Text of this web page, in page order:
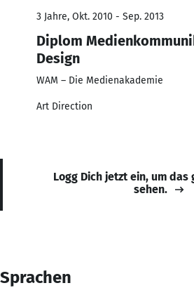
3 Jahre, Okt. 2010 - Sep. 2013
Diplom
Design
WAM – Die Medienakademie
Art Direction
Logg Dich jetzt ein, um das
sehen.
Sprachen